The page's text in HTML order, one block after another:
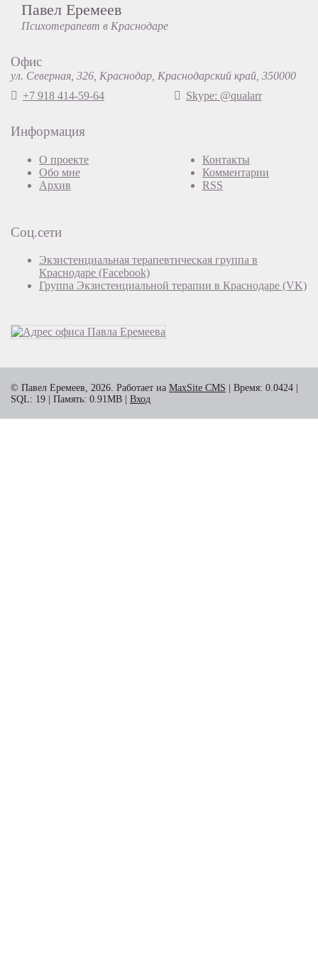
Павел Еремеев
Психотерапевт в Краснодаре
Офис
ул. Северная, 326, Краснодар, Краснодарский край, 350000
+7 918 414-59-64
Skype: @qualarr
Информация
О проекте
Обо мне
Архив
Контакты
Комментарии
RSS
Соц.сети
Экзистенциальная терапевтическая группа в
Краснодаре (Facebook)
Группа Экзистенциальной терапии в Краснодаре (VK)
© Павел Еремеев, 2026. Работает на MaxSite CMS | Время: 0.0424 |
SQL: 19 | Память: 0.91MB | Вход